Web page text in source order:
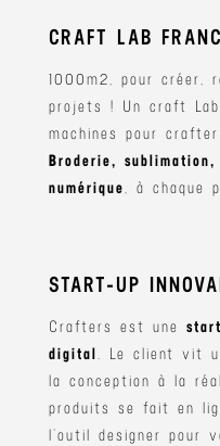
CRAFT LAB
1000m2, pour créer,
projets ! Un craft
machines pour
Broderie,
numérique , à chaque
START-UP
Crafters est une
digital . Le client vit
la conception à la
produits se fait en
l’outil designer pour